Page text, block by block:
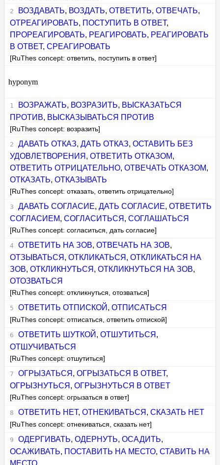
ВОЗДАВАТЬ, ВОЗДАТЬ, ОТВЕТИТЬ, ОТВЕЧАТЬ,
ОТРЕАГИРОВАТЬ, ПОСТУПИТЬ В ОТВЕТ,
ПРОРЕАГИРОВАТЬ, РЕАГИРОВАТЬ, РЕАГИРОВАТЬ
В ОТВЕТ,СРЕАГИРОВАТЬ
[RuThes concept: ответить, поступить в ответ]
hyponym
ВОЗРАЖАТЬ, ВОЗРАЗИТЬ, ВЫСКАЗАТЬСЯ
ПРОТИВ, ВЫСКАЗЫВАТЬСЯ ПРОТИВ
[RuThes concept: возразить]
ДАВАТЬ ОТКАЗ, ДАТЬ ОТКАЗ, ОСТАВИТЬ БЕЗ
УДОВЛЕТВОРЕНИЯ ,ОТВЕТИТЬ ОТКАЗОМ,
ОТВЕТИТЬ ОТРИЦАТЕЛЬНО,ОТВЕЧАТЬ ОТКАЗОМ,
ОТКАЗАТЬ,ОТКАЗЫВАТЬ
[RuThes concept: отказать, ответить отрицательно]
ДАВАТЬ СОГЛАСИЕ, ДАТЬ СОГЛАСИЕ, ОТВЕТИТЬ
СОГЛАСИЕМ,СОГЛАСИТЬСЯ ,СОГЛАШАТЬСЯ
[RuThes concept: согласиться, дать согласие]
ОТВЕТИТЬ НА ЗОВ, ОТВЕЧАТЬ НА ЗОВ,
ОТЗЫВАТЬСЯ ,ОТКЛИКАТЬСЯ ,ОТКЛИКАТЬСЯ НА
ЗОВ,ОТКЛИКНУТЬСЯ ,ОТКЛИКНУТЬСЯ НА ЗОВ,
ОТОЗВАТЬСЯ
[RuThes concept: откликнуться, отозваться]
ОТВЕТИТЬ ОТПИСКОЙ , ОТПИСАТЬСЯ
[RuThes concept: отписаться, ответить отпиской]
ОТВЕТИТЬ ШУТКОЙ , ОТШУТИТЬСЯ ,
ОТШУЧИВАТЬСЯ
[RuThes concept: отшутиться]
ОГРЫЗАТЬСЯ , ОГРЫЗАТЬСЯ В ОТВЕТ,
ОГРЫЗНУТЬСЯ ,ОГРЫЗНУТЬСЯ В ОТВЕТ
[RuThes concept: огрызаться в ответ]
ОТВЕТИТЬ НЕТ, ОТНЕКИВАТЬСЯ , СКАЗАТЬ НЕТ
[RuThes concept: отнекиваться, сказать нет]
ОДЕРГИВАТЬ, ОДЕРНУТЬ, ОСАДИТЬ,
ОСАЖИВАТЬ, ПОСТАВИТЬ НА МЕСТО,СТАВИТЬ НА